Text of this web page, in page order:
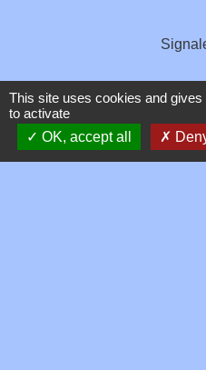
This site uses cookies and
to activate
OK, accept all